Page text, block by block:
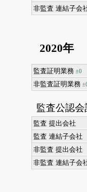
非監査 連結子会
2020年
監査証明業務±0
非監査証明業務
監査公認
監査 提出会社
監査 連結子会社
非監査 提出会社
非監査 連結子会